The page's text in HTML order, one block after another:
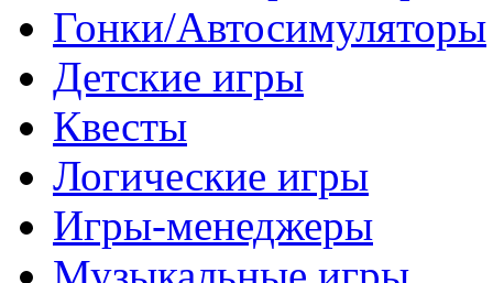
Гонки/Автосимуляторы
Детские игры
Квесты
Логические игры
Игры-менеджеры